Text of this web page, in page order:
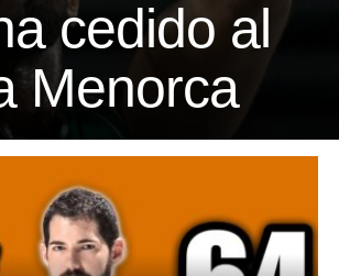
cedido al
Menorca